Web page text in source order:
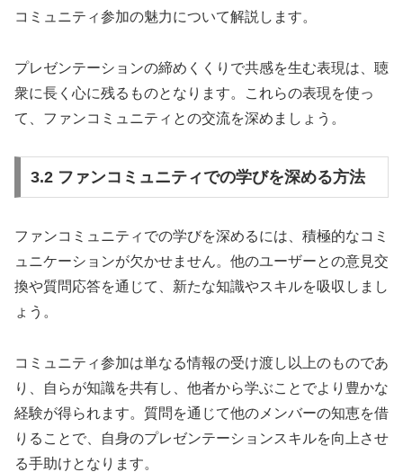
コミュニティ参加の魅力について解説します。
プレゼンテーションの締めくくりで共感を生む表現は、聴
衆に長く心に残るものとなります。これらの表現を使っ
て、ファンコミュニティとの交流を深めましょう。
3.2 ファンコミュニティでの学びを深める方法
ファンコミュニティでの学びを深めるには、積極的なコミ
ュニケーションが欠かせません。他のユーザーとの意見交
換や質問応答を通じて、新たな知識やスキルを吸収しまし
ょう。
コミュニティ参加は単なる情報の受け渡し以上のものであ
り、自らが知識を共有し、他者から学ぶことでより豊かな
経験が得られます。質問を通じて他のメンバーの知恵を借
りることで、自身のプレゼンテーションスキルを向上させ
る手助けとなります。